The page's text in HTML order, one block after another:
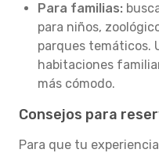
Para familias:
para niños,
parques temáticos.
habitaciones
más cómodo.
Consejos para
Para que tu